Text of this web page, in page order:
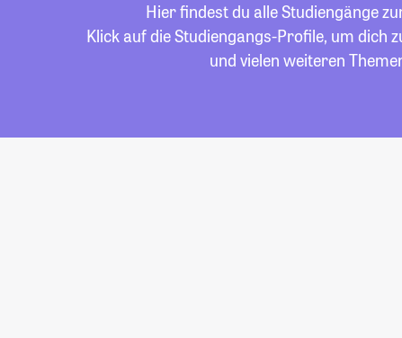
Hier findest du alle Studiengänge
Klick auf die Studiengangs-Profile, um dich
und vielen weiteren